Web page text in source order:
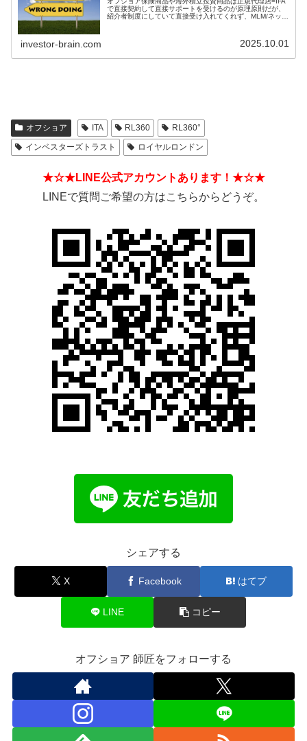
で直接契約して直接サポートを受けるのが原理原則だが、
紹介者制度にしていて直接受け入れてくれず、MLM/ネット
investor-brain.com 2025.10.01
オフショア ITA RL360
RL360°
インベスターズトラスト
ロイヤルロンドン
★☆★LINE公式アカウントあります！★☆★
LINEで質問ご希望の方はこちらからどうぞ。
シェアする
X Facebook はてブ
LINE コピー
オフショア 師匠をフォローする